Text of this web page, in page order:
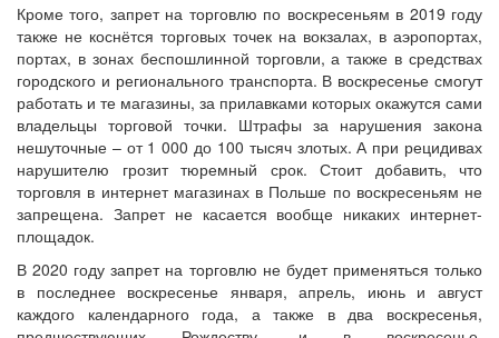
Кроме того, запрет на торговлю по воскресеньям в 2019 году
также не коснётся торговых точек на вокзалах, в аэропортах,
портах, в зонах беспошлинной торговли, а также в средствах
городского и регионального транспорта. В воскресенье смогут
работать и те магазины, за прилавками которых окажутся сами
владельцы торговой точки. Штрафы за нарушения закона
нешуточные – от 1 000 до 100 тысяч злотых. А при рецидивах
нарушителю грозит тюремный срок. Стоит добавить, что
торговля в интернет магазинах в Польше по воскресеньям не
запрещена. Запрет не касается вообще никаких интернет-
площадок.
В 2020 году запрет на торговлю не будет применяться только
в последнее воскресенье января, апрель, июнь и август
каждого календарного года, а также в два воскресенья,